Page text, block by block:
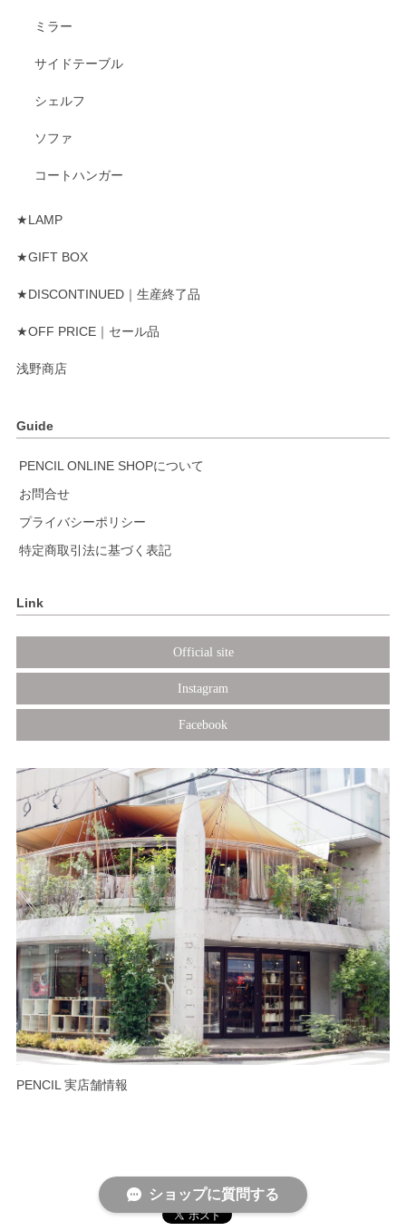
ミラー
サイドテーブル
シェルフ
ソファ
コートハンガー
★LAMP
★GIFT BOX
★DISCONTINUED｜生産終了品
★OFF PRICE｜セール品
浅野商店
Guide
PENCIL ONLINE SHOPについて
お問合せ
プライバシーポリシー
特定商取引法に基づく表記
Link
Official site
Instagram
Facebook
PENCIL 実店舗情報
ショップに質問する